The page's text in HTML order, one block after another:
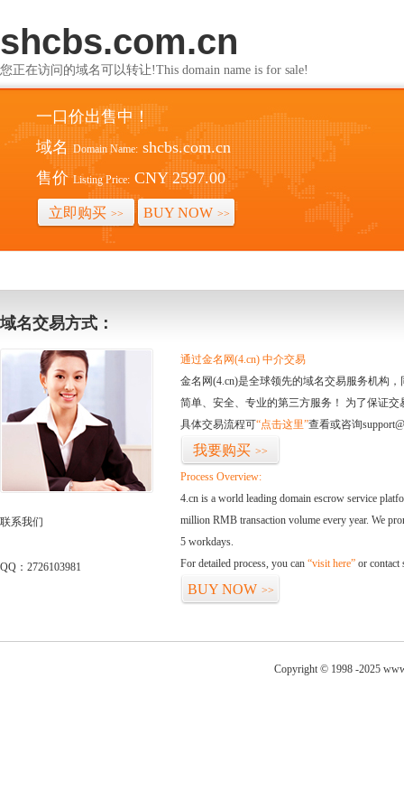
shcbs.com.cn
您正在访问的域名可以转让!This domain name is for sale!
一口价出售中！
域名 Domain Name: shcbs.com.cn
售价 Listing Price: CNY 2597.00
立即购买 >> BUY NOW >>
域名交易方式：
联系我们
QQ：2726103981
通过金名网(4.cn) 中介交易
金名网(4.cn)是全球领先的域名交易服务机构
简单、安全、专业的第三方服务！ 为了保证
具体交易流程可“点击这里”查看或咨询
我要购买 >>
Process Overview:
4.cn is a world leading domain escrow service
million RMB transaction volume every year. We
5 workdays.
For detailed process, you can “visit here” or contact
BUY NOW >>
Copyright © 1998 -2025